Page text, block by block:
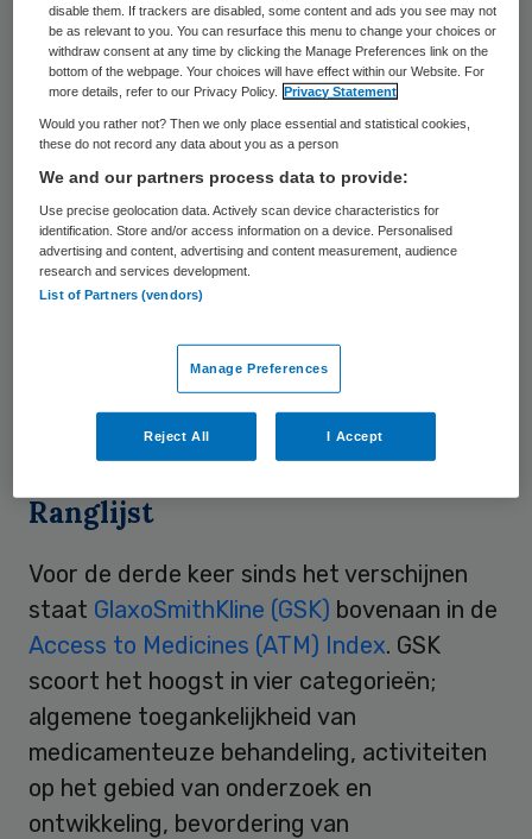
vergroten in ontwikkelingslanden. Volgens
de index doen 17 van de 20 grootste
farmaceutische bedrijven nu meer voor
ontwikkelingslanden dan enkele jaren
De onderzoekers nemen onder meer de prijs
van de medicijnen onder de loep en kijken zij
naar wat een farmaceut investeert in
ziekten die alleen in de armste landen
voorkomen. De index is een initiatief van de
Nederlander Wim Leereveld.
Ranglijst
Voor de derde keer sinds het verschijnen
staat GlaxoSmithKline (GSK) bovenaan in de
Access to Medicines (ATM) Index. GSK
scoort het hoogst in vier categorieën;
algemene toegankelijkheid van
medicamenteuze behandeling, activiteiten
op het gebied van onderzoek en
ontwikkeling, bevordering van
disable them. If trackers are disabled, some content and ads you see may not
be as relevant to you. You can resurface this menu to change your choices or
withdraw consent at any time by clicking the Manage Preferences link on the
bottom of the webpage. Your choices will have effect within our Website. For
more details, refer to our Privacy Policy.
Privacy Statement
Would you rather not? Then we only place essential and statistical cookies,
these do not record any data about you as a person
We and our partners process data to provide:
Use precise geolocation data. Actively scan device characteristics for
identification. Store and/or access information on a device. Personalised
advertising and content, advertising and content measurement, audience
research and services development.
List of Partners (vendors)
Manage Preferences
Reject All I Accept